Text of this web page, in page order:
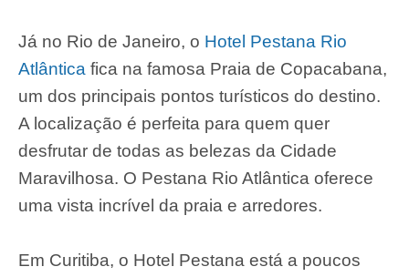
Já no Rio de Janeiro, o Hotel Pestana Rio
Atlântica fica na famosa Praia de Copacabana,
um dos principais pontos turísticos do destino.
A localização é perfeita para quem quer
desfrutar de todas as belezas da Cidade
Maravilhosa. O Pestana Rio Atlântica oferece
uma vista incrível da praia e arredores.
Em Curitiba, o Hotel Pestana está a poucos